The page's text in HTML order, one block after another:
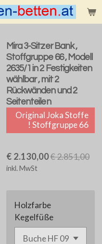
Mira 3-Sitzer Bank ,
Stoffgruppe 66 , Modell
2635/1 in 2 Festigkeiten
wählbar , mit 2
Rückwänden und 2
Seitenteilen
Original Joka Stoffe
! Stoffgruppe 66
€ 2.130,00€ 2.851,00
inkl. MwSt
Holzfarbe
Kegelfüße